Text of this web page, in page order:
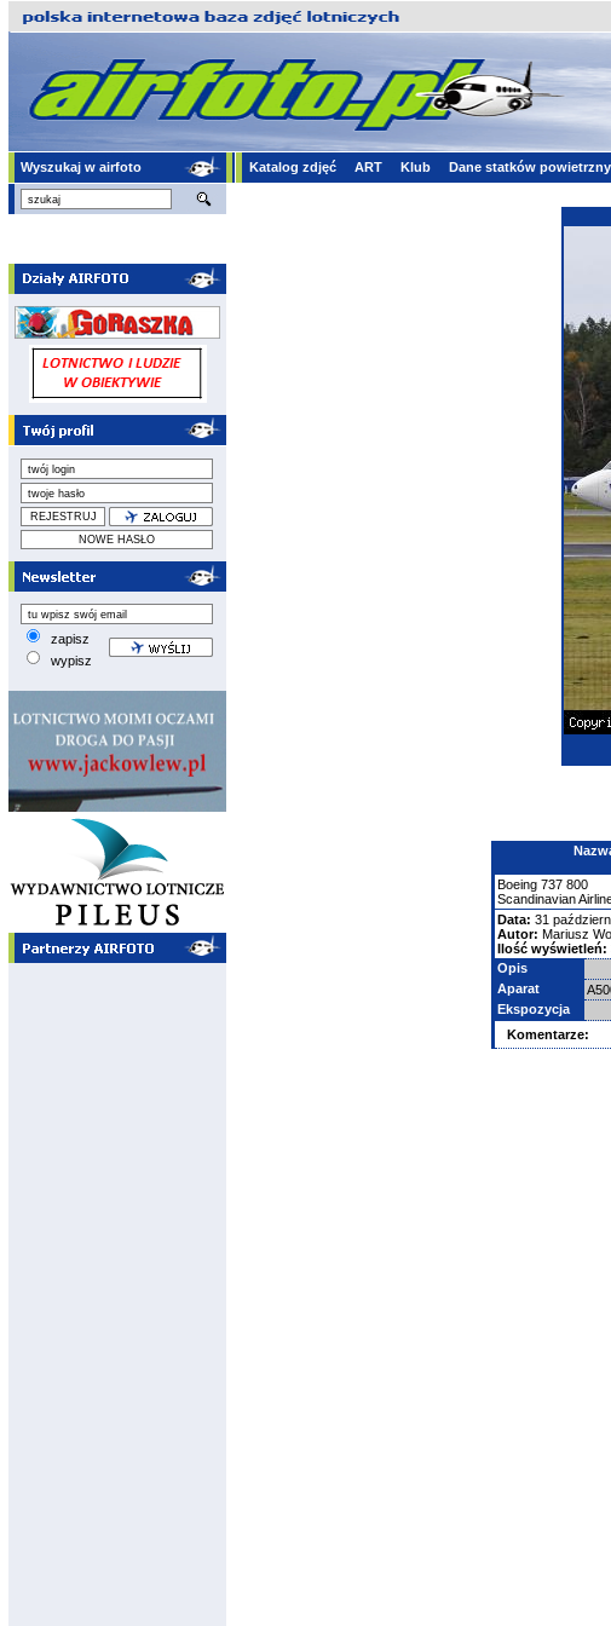
Wyszukaj w airfoto Katalog zdjęć ART Klub Dane statków
zapisz
wypisz
Boeing 737 800
Scandinavian
Data: 31
Autor: Mariusz
Ilość wyświetleń:
Opis
Aparat
Ekspozycja
Komentarze: